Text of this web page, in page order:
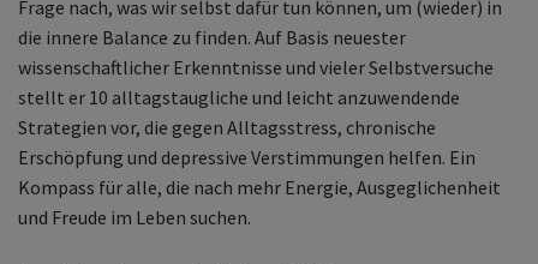
Frage nach, was wir selbst dafür tun können, um (wieder) in
die innere Balance zu finden. Auf Basis neuester
wissenschaftlicher Erkenntnisse und vieler Selbstversuche
stellt er 10 alltagstaugliche und leicht anzuwendende
Strategien vor, die gegen Alltagsstress, chronische
Erschöpfung und depressive Verstimmungen helfen. Ein
Kompass für alle, die nach mehr Energie, Ausgeglichenheit
und Freude im Leben suchen.